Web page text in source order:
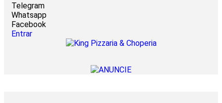
Telegram
Whatsapp
Facebook
Entrar